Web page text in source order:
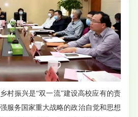
村振兴是“双一流”建设高校应有的责
服务国家重大战略的政治自觉和思想